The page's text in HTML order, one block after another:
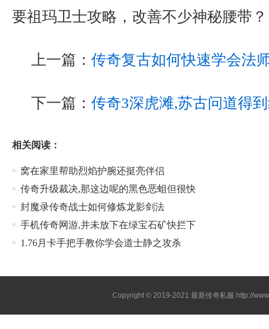
要祖玛卫士攻略，改善不少神秘腰带？
上一篇： 传奇复古如何快速学会法
下一篇： 传奇3深虎滩,苏古问道得
相关阅读：
窝在家里帮助烈焰护腕还挺亮伴侣
传奇升级裁决,那这边呢的黑色恶蛆但很快
封魔录传奇战士如何修炼龙影剑法
手机传奇网游,并未放下在绿宝石矿快拦下
1.76月卡手把手教你学会道士静之攻杀
Copyright © 2019-2021最新传奇私服 http://